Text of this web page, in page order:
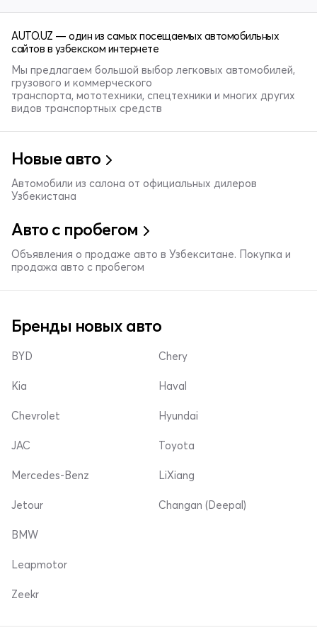
AUTO.UZ — один из самых посещаемых автомобильных
сайтов в узбекском интернете
Мы предлагаем большой выбор легковых автомобилей,
грузового и коммерческого
транспорта, мототехники, спецтехники и многих других
видов транспортных средств
Новые авто
Автомобили из салона от официальных дилеров
Узбекистана
Авто с пробегом
Объявления о продаже авто в Узбекситане. Покупка и
продажа авто с пробегом
Бренды новых авто
BYD
Kia
Chevrolet
Chery
Haval
Hyundai
JAC
Mercedes-Benz
Jetour
Toyota
LiXiang
Changan (Deepal)
BMW
Leapmotor
Zeekr